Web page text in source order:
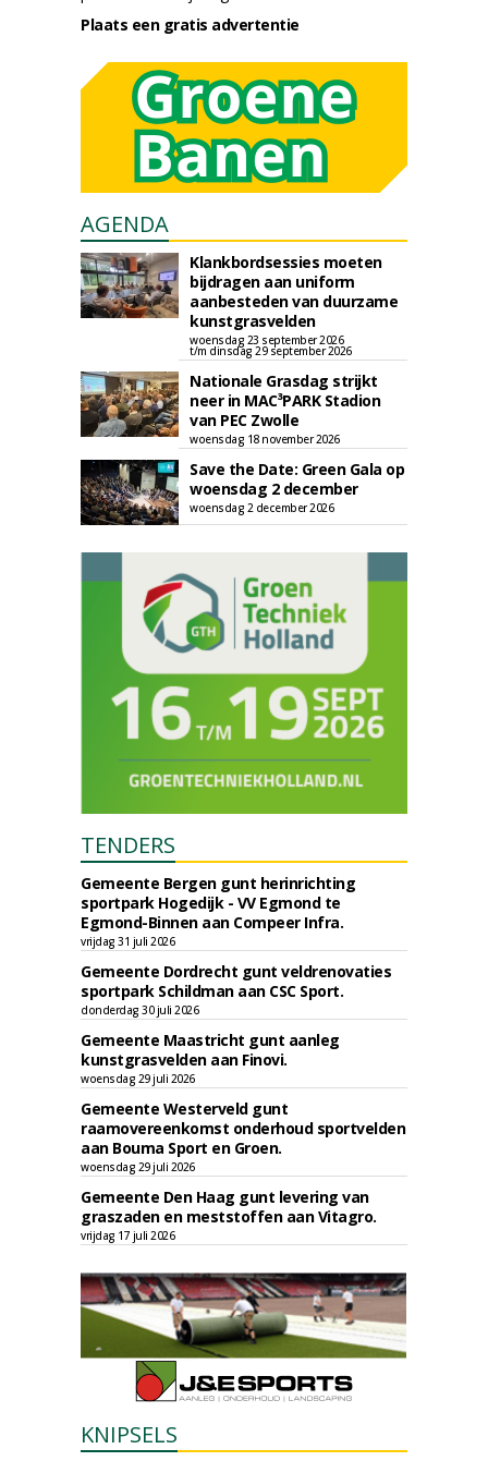
Plaats een gratis advertentie
AGENDA
Klankbordsessies moeten
bijdragen aan uniform
aanbesteden van duurzame
kunstgrasvelden
woensdag 23 september 2026
t/m dinsdag 29 september 2026
Nationale Grasdag strijkt
neer in MAC³PARK Stadion
van PEC Zwolle
woensdag 18 november 2026
Save the Date: Green Gala op
woensdag 2 december
woensdag 2 december 2026
TENDERS
Gemeente Bergen gunt herinrichting
sportpark Hogedijk - VV Egmond te
Egmond-Binnen aan Compeer Infra.
vrijdag 31 juli 2026
Gemeente Dordrecht gunt veldrenovaties
sportpark Schildman aan CSC Sport.
donderdag 30 juli 2026
Gemeente Maastricht gunt aanleg
kunstgrasvelden aan Finovi.
woensdag 29 juli 2026
Gemeente Westerveld gunt
raamovereenkomst onderhoud sportvelden
aan Bouma Sport en Groen.
woensdag 29 juli 2026
Gemeente Den Haag gunt levering van
graszaden en meststoffen aan Vitagro.
vrijdag 17 juli 2026
KNIPSELS